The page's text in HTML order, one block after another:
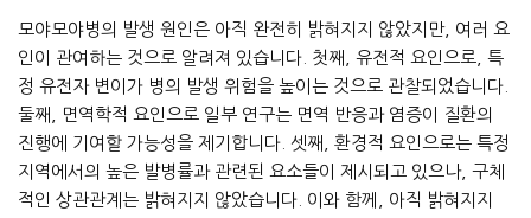
모야모야병의 발생 원인은 아직 완전히 밝혀지지 않았지만, 여러 요
인이 관여하는 것으로 알려져 있습니다. 첫째, 유전적 요인으로, 특
정 유전자 변이가 병의 발생 위험을 높이는 것으로 관찰되었습니다.
둘째, 면역학적 요인으로 일부 연구는 면역 반응과 염증이 질환의
진행에 기여할 가능성을 제기합니다. 셋째, 환경적 요인으로는 특정
지역에서의 높은 발병률과 관련된 요소들이 제시되고 있으나, 구체
적인 상관관계는 밝혀지지 않았습니다. 이와 함께, 아직 밝혀지지